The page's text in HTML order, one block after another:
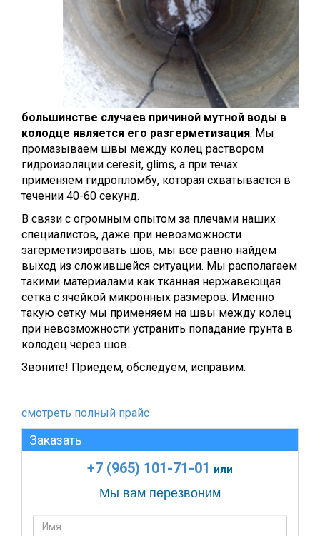
большинстве случаев причиной мутной воды в
колодце является его разгерметизация. Мы
промазываем швы между колец раствором
гидроизоляции ceresit, glims, а при течах
применяем гидропломбу, которая схватывается в
течении 40-60 секунд.
В связи с огромным опытом за плечами наших
специалистов, даже при невозможности
загерметизировать шов, мы всё равно найдём
выход из сложившейся ситуации. Мы располагаем
такими материалами как тканная нержавеющая
сетка с ячейкой микронных размеров. Именно
такую сетку мы применяем на швы между колец
при невозможности устранить попадание грунта в
колодец через шов.
Звоните! Приедем, обследуем, исправим.
смотреть полный прайс
Заказать
+7 (965) 101-71-01 или
Мы вам перезвоним